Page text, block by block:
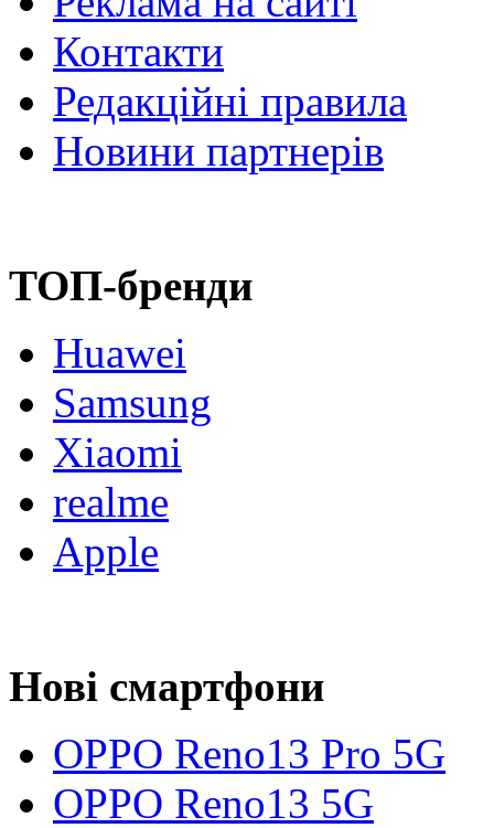
Контакти
Редакційні правила
Новини партнерів
ТОП-бренди
Huawei
Samsung
Xiaomi
realme
Apple
Нові смартфони
OPPO Reno13 Pro 5G
OPPO Reno13 5G